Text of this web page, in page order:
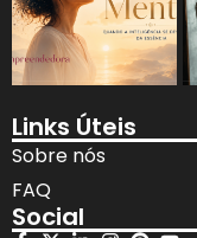
Links Úteis
Sobre nós
FAQ
Social